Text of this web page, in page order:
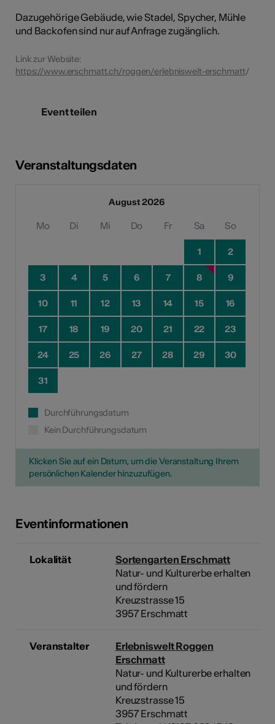
Dazugehörige Gebäude, wie Stadel, Spycher, Mühle
und Backofen sind nur auf Anfrage zugänglich.
Link zur Website:
https://www.erschmatt.ch/roggen/erlebniswelt-erschmatt/
Event teilen
Veranstaltungsdaten
August 2026
Mo Di Mi Do Fr Sa So
1 2
3 4 5 6 7 8 9
10 11 12 13 14 15 16
17 18 19 20 21 22 23
24 25 26 27 28 29 30
31
Durchführungsdatum
Kein Durchführungsdatum
Klicken Sie auf ein Datum, um die Veranstaltung Ihrem
persönlichen Kalender hinzuzufügen.
Eventinformationen
Lokalität
Sortengarten Erschmatt
Natur- und Kulturerbe erhalten
und fördern
Kreuzstrasse 15
3957 Erschmatt
Veranstalter
Erlebniswelt Roggen
Erschmatt
Natur- und Kulturerbe erhalten
und fördern
Kreuzstrasse 15
3957 Erschmatt